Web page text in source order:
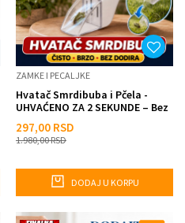
ZAMKE I PECALJKE
Hvatač Smrdibuba i Pčela -
UHVAĆENO ZA 2 SEKUNDE – Bez
297,00 RSD
1.980,00RSD
DODAJ U KORPU